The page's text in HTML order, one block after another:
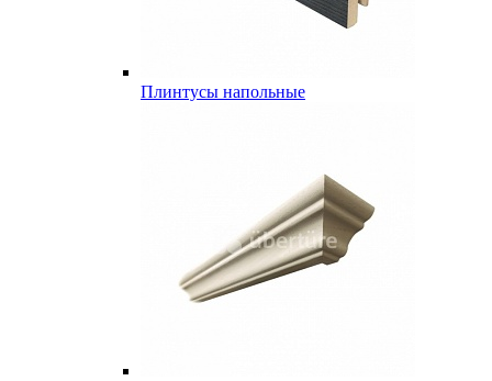
Плинтусы напольные